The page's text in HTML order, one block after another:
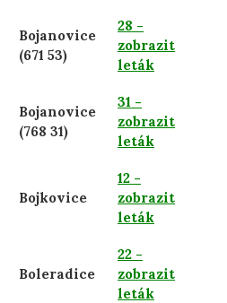
Bojanovice
(671 53)
28 -
zobrazit
leták
Bojanovice
(768 31)
31 -
zobrazit
leták
Bojkovice
12 -
zobrazit
leták
Boleradice
22 -
zobrazit
leták